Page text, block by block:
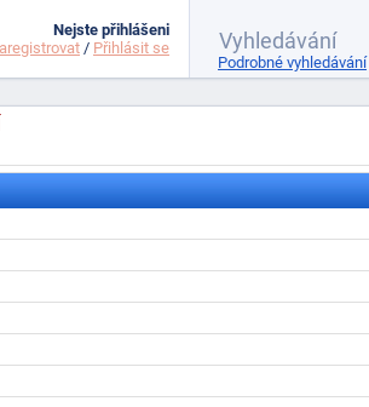
Nejste přihlášeni
/ Přihlásit se
Podrobné vyhledávání